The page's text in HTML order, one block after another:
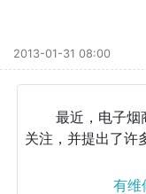
2013-01-31 08:00
最近，电子烟
关注，并提出了许
有维